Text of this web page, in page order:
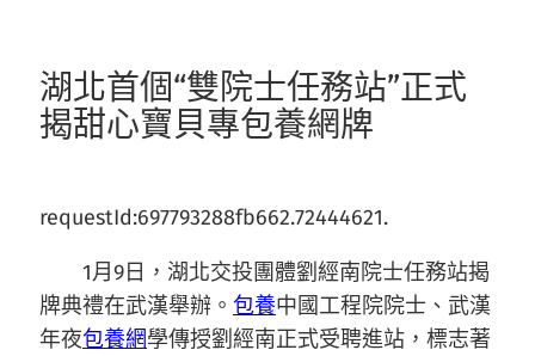
湖北首個“雙院士任務站”正式
揭甜心寶貝專包養網牌
requestId:697793288fb662.72444621.
1月9日，湖北交投團體劉經南院士任務站揭
牌典禮在武漢舉辦。 包養中國工程院院士、武漢
年夜包養網學傳授劉經南正式受聘進站，標志著